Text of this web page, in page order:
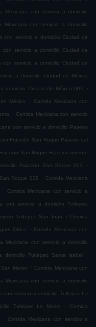
Mexicana con servicio a domicilio
Mexicana con servicio a domicilio
con servicio a domicilio Ciudad de
con servicio a domicilio Ciudad de
con servicio a domicilio Ciudad de
a domicilio Ciudad de México
domicilio Ciudad de México 001 .
México . Comida Mexicana con
. Comida Mexicana con servicio
con servicio a domicilio Paseos
Fracción San Roque Paseos del
San Roque Fraccionamiento
Fracción San Roque 001 .
Roque 038 . Comida Mexicana
. Comida Mexicana con servicio a
con servicio a domicilio Tultepec
Tultepec San Juan . Comida
Otlica . Comida Mexicana con
Mexicana con servicio a domicilio
domicilio Tultepec Santa Isabel .
Martin . Comida Mexicana con
Mexicana con servicio a domicilio
con servicio a domicilio Tultepec La
Tultepec La Morita . Comida
. Comida Mexicana con servicio a